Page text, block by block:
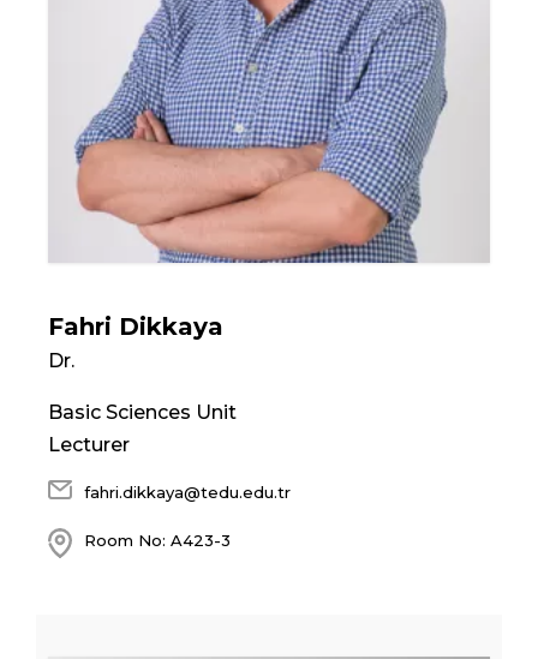
Fahri Dikkaya
Dr.
Basic Sciences Unit
Lecturer
fahri.dikkaya@tedu.edu.tr
Room No: A423-3